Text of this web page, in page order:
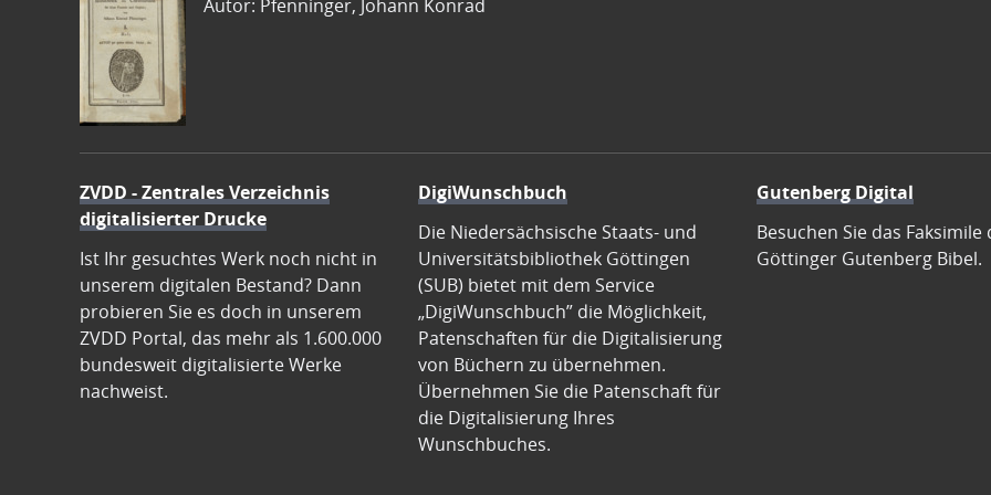
Autor: Pfenninger, Johann Konrad
ZVDD - Zentrales Verzeichnis
digitalisierter Drucke
Ist Ihr gesuchtes Werk noch nicht in
unserem digitalen Bestand? Dann
probieren Sie es doch in unserem
ZVDD Portal, das mehr als 1.600.000
bundesweit digitalisierte Werke
nachweist.
DigiWunschbuch
Die Niedersächsische Staats- und
Universitätsbibliothek Göttingen
(SUB) bietet mit dem Service
„DigiWunschbuch” die Möglichkeit,
Patenschaften für die Digitalisierung
von Büchern zu übernehmen.
Übernehmen Sie die Patenschaft für
die Digitalisierung Ihres
Wunschbuches.
Gutenberg Digital
Besuchen Sie das Faksimile
Göttinger Gutenberg Bibel.